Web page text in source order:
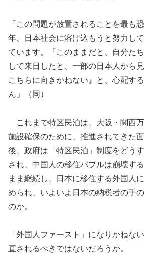
「この問題が放置されることを最も
年、日本社会に溶け込もうと努力し
ています。『このままだと、自分た
して来日したと、一部の日本人から
こちらに向きかねない』と、心配す
ん」（同）
これまで特区民泊は、大阪・関西
施設確保のために、推進されてきた
後、政府は「特区民泊」制度をどう
され、中国人の移住バブルは崩壊す
まま継続し、日本に移住する外国人
められ、いよいよ日本の納税者の手
のか。
「外国人ファースト」になりかねな
直されるべきではないだろうか。